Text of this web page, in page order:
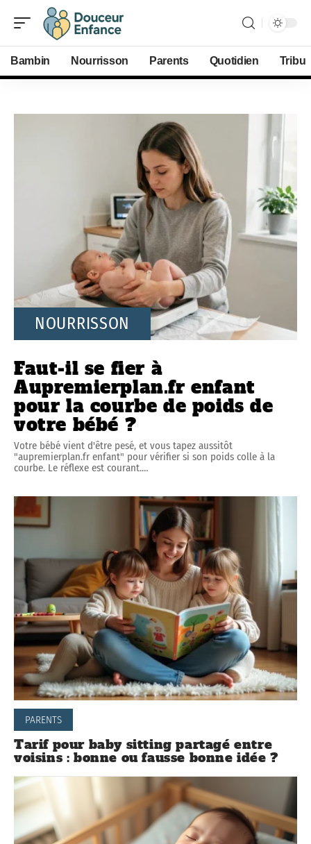
Bambin Nourrisson Parents Quotidien Tribu
NOURRISSON
Faut-il se fier à
Aupremierplan.fr enfant
pour la courbe de poids de
votre bébé ?
Votre bébé vient d'être pesé, et vous tapez aussitôt
"aupremierplan.fr enfant" pour vérifier si son poids colle à la
courbe. Le réflexe est courant.…
PARENTS
Tarif pour baby sitting partagé entre
voisins : bonne ou fausse bonne idée ?